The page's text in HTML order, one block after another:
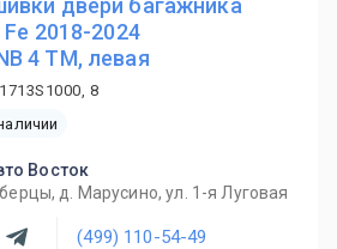
двери багажника
2018-2024
4 TM, левая
8
Восток
д. Марусино, ул. 1-я Луговая
(499) 110-54-49